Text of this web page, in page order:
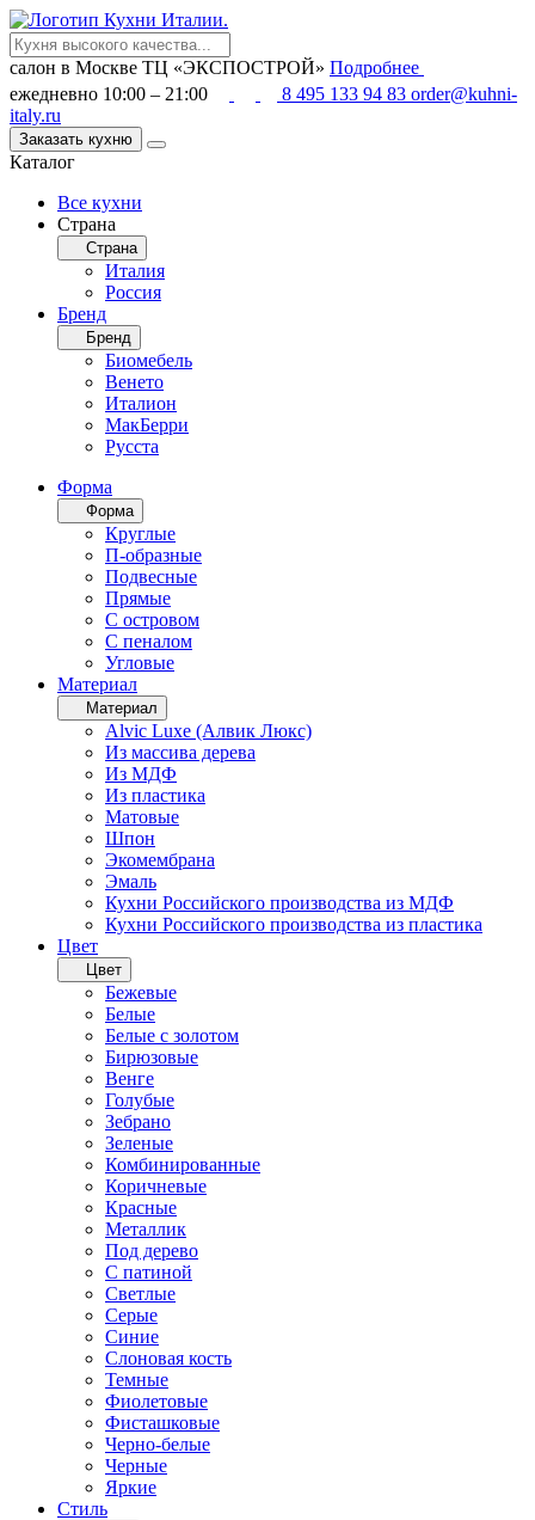
салон в Москве ТЦ «ЭКСПОСТРОЙ» Подробнее
ежедневно 10:00 – 21:00
8 495 133 94 83 order@kuhni-
italy.ru
Заказать кухню
Каталог
Все кухни
Страна
Страна
Италия
Россия
Бренд
Бренд
Биомебель
Венето
Италион
МакБерри
Русста
Форма
Форма
Круглые
П-образные
Подвесные
Прямые
С островом
С пеналом
Угловые
Материал
Материал
Alvic Luxe (Алвик Люкс)
Из массива дерева
Из МДФ
Из пластика
Матовые
Шпон
Экомембрана
Эмаль
Кухни Российского производства из МДФ
Кухни Российского производства из пластика
Цвет
Цвет
Бежевые
Белые
Белые с золотом
Бирюзовые
Венге
Голубые
Зебрано
Зеленые
Комбинированные
Коричневые
Красные
Металлик
Под дерево
С патиной
Светлые
Серые
Синие
Слоновая кость
Темные
Фиолетовые
Фисташковые
Черно-белые
Черные
Яркие
Стиль